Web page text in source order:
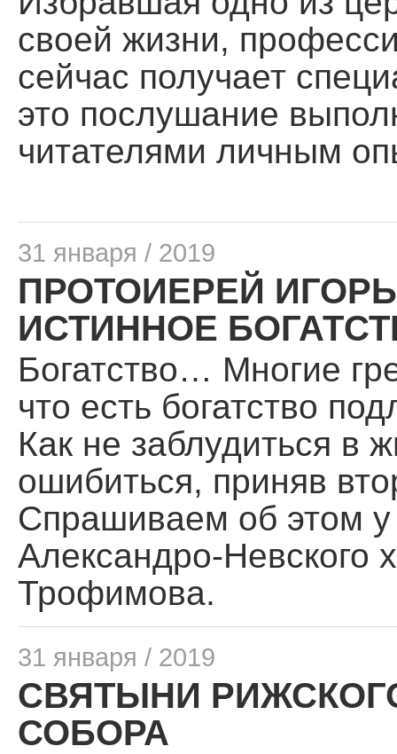
Помощь храму
своей жизни,
сейчас получает
это послушание
читателями личным
31 января / 2019
ПРОТОИЕРЕЙ
ИСТИННОЕ
Богатство… Многие
что есть богатство
Как не заблудиться в
ошибиться, приняв
Спрашиваем об этом у
Александро-Невского
Трофимова.
31 января / 2019
СВЯТЫНИ
СОБОРА